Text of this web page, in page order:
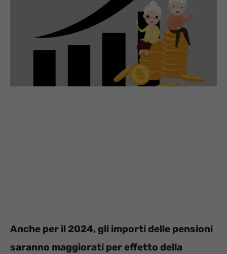
Anche per il 2024, gli importi delle pensioni
saranno maggiorati per effetto della